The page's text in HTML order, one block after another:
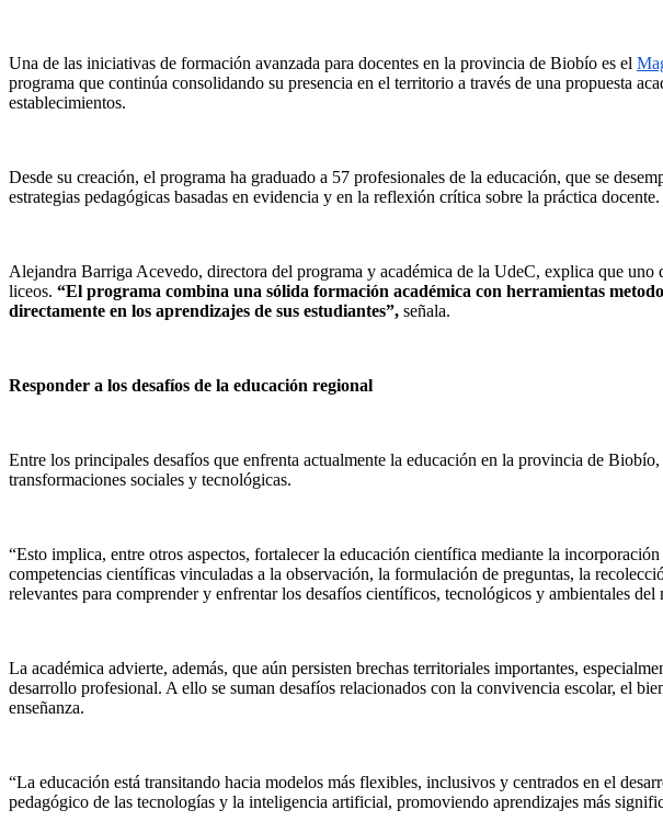
Una de las iniciativas de formación avanzada para docentes en la provincia de Biobío es el
programa que continúa consolidando su presencia en el territorio a través de una propuesta
establecimientos.
Desde su creación, el programa ha graduado a 57 profesionales de la educación, que se
estrategias pedagógicas basadas en evidencia y en la reflexión crítica sobre la práctica docente.
Alejandra Barriga Acevedo, directora del programa y académica de la UdeC, explica que uno
liceos. “El programa combina una sólida formación académica con herramientas
directamente en los aprendizajes de sus estudiantes”, señala.
Responder a los desafíos de la educación regional
Entre los principales desafíos que enfrenta actualmente la educación en la provincia de
transformaciones sociales y tecnológicas.
“Esto implica, entre otros aspectos, fortalecer la educación científica mediante la
competencias científicas vinculadas a la observación, la formulación de preguntas, la
relevantes para comprender y enfrentar los desafíos científicos, tecnológicos y ambientales del
La académica advierte, además, que aún persisten brechas territoriales importantes,
desarrollo profesional. A ello se suman desafíos relacionados con la convivencia escolar, el
enseñanza.
“La educación está transitando hacia modelos más flexibles, inclusivos y centrados en el
pedagógico de las tecnologías y la inteligencia artificial, promoviendo aprendizajes más